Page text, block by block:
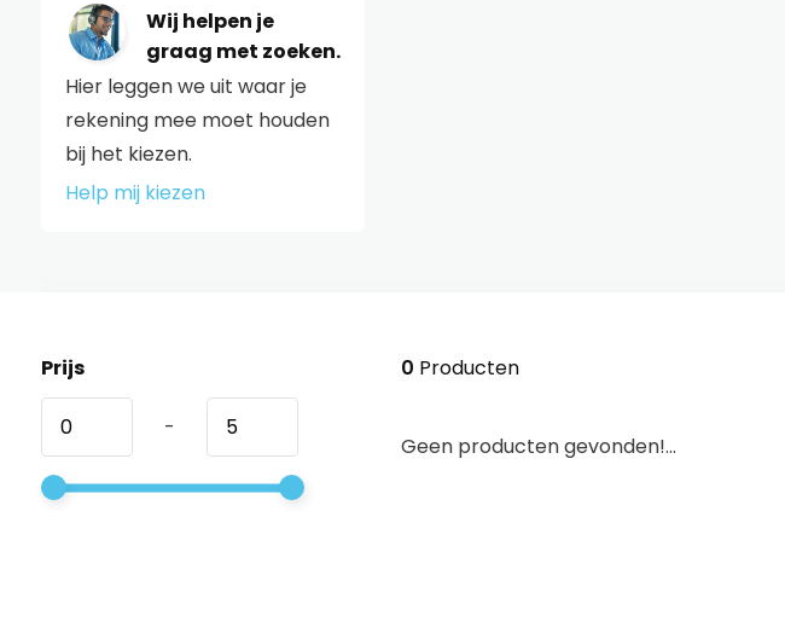
Wij helpen je
graag met zoeken.
Hier leggen we uit waar je
rekening mee moet houden
bij het kiezen.
Help mij kiezen
Prijs
-
0 Producten
Geen producten gevonden!...